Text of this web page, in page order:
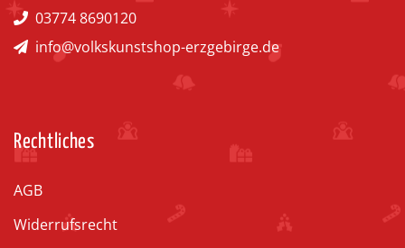
03774 8690120
info@volkskunstshop-erzgebirge.de
Rechtliches
AGB
Widerrufsrecht